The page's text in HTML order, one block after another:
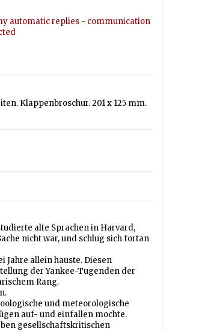
automatic replies - communication
Klappenbroschur. 201 x 125 mm.
alte Sprachen in Harvard,
nicht war, und schlug sich fortan
Jahre allein hauste. Diesen
der Yankee-Tugenden der
Rang.
und meteorologische
auf- und einfallen mochte.
gesellschaftskritischen